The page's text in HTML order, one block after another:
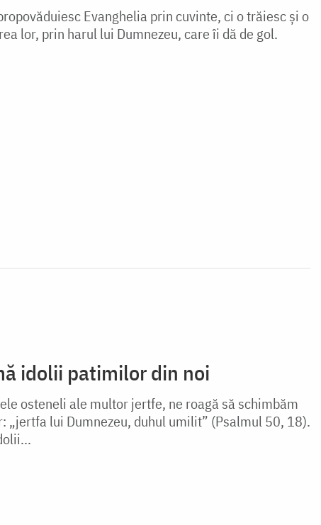
Evan­ghelia prin cuvinte, ci o trăiesc și o
lor, prin harul lui Dumnezeu, care îi dă de gol.
idolii patimilor din noi
osteneli ale multor jertfe, ne roagă să schimbăm
„jertfa lui Dumnezeu, duhul umilit” (Psalmul 50, 18).